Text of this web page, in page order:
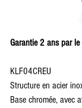
Garantie 2 ans par le
KLF04CREU
Structure en acier
Base chromée, avec